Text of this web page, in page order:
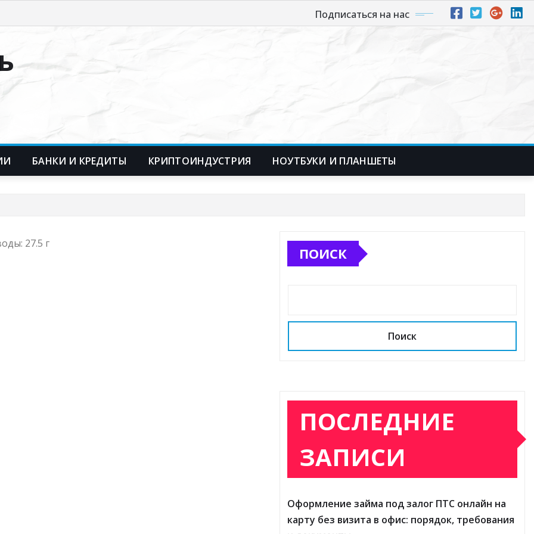
Подписаться на нас
БАНКИ И КРЕДИТЫ КРИПТОИНДУСТРИЯ НОУТБУКИ И ПЛАНШЕТЫ
27.5 г
ПОИСК
Поиск
ПОСЛЕДНИЕ
ЗАПИСИ
Оформление займа под залог ПТС онлайн на
карту без визита в офис: порядок, требования